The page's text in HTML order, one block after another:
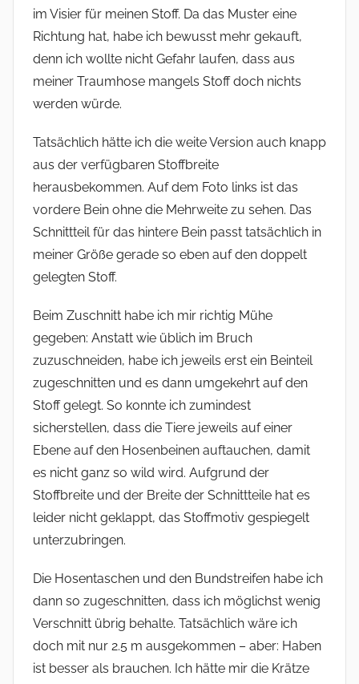
im Visier für meinen Stoff. Da das Muster eine
Richtung hat, habe ich bewusst mehr gekauft,
denn ich wollte nicht Gefahr laufen, dass aus
meiner Traumhose mangels Stoff doch nichts
werden würde.
Tatsächlich hätte ich die weite Version auch knapp
aus der verfügbaren Stoffbreite
herausbekommen. Auf dem Foto links ist das
vordere Bein ohne die Mehrweite zu sehen. Das
Schnittteil für das hintere Bein passt tatsächlich in
meiner Größe gerade so eben auf den doppelt
gelegten Stoff.
Beim Zuschnitt habe ich mir richtig Mühe
gegeben: Anstatt wie üblich im Bruch
zuzuschneiden, habe ich jeweils erst ein Beinteil
zugeschnitten und es dann umgekehrt auf den
Stoff gelegt. So konnte ich zumindest
sicherstellen, dass die Tiere jeweils auf einer
Ebene auf den Hosenbeinen auftauchen, damit
es nicht ganz so wild wird. Aufgrund der
Stoffbreite und der Breite der Schnittteile hat es
leider nicht geklappt, das Stoffmotiv gespiegelt
unterzubringen.
Die Hosentaschen und den Bundstreifen habe ich
dann so zugeschnitten, dass ich möglichst wenig
Verschnitt übrig behalte. Tatsächlich wäre ich
doch mit nur 2.5 m ausgekommen – aber: Haben
ist besser als brauchen. Ich hätte mir die Krätze